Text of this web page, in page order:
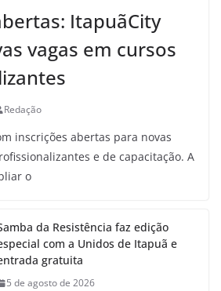
ItapuãCity
vagas em cursos
Redação
inscrições abertas para novas
e de capacitação. A
o
da Resistência faz edição
com a Unidos de Itapuã e
gratuita
5 de agosto de 2026